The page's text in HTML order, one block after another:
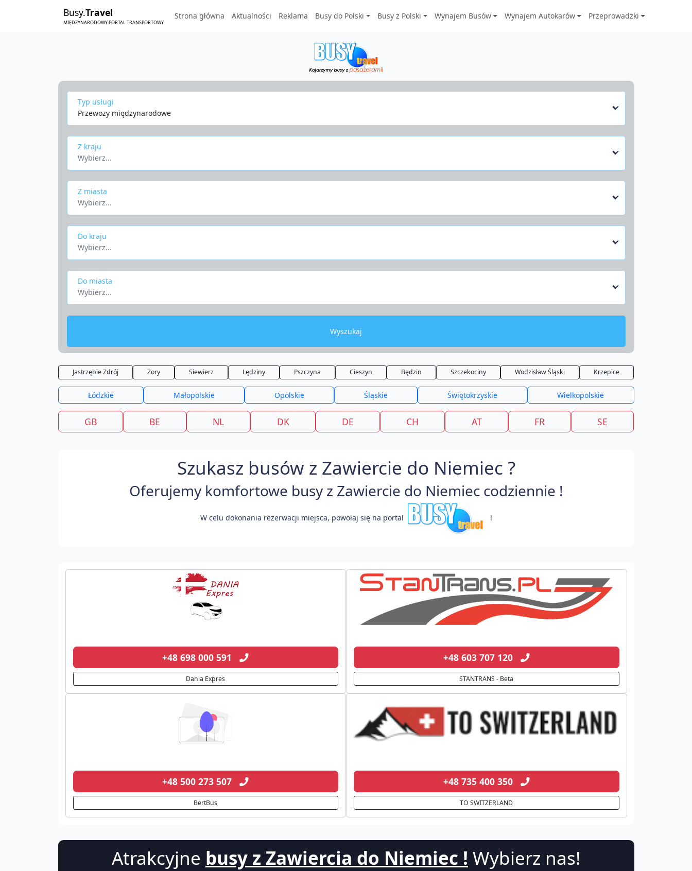
Busy.Travel
MIĘDZYNARODOWY PORTAL TRANSPORTOWY
Strona główna Aktualności Reklama Busy do Polski Busy z Polski Wynajem Busów Wynajem Autokarów Przeprowadzki
Typ usługi
Przewozy międzynarodowe
Z kraju
Wybierz...
Z miasta
Wybierz...
Do kraju
Wybierz...
Do miasta
Wybierz...
Wyszukaj
Jastrzębie Zdrój Żory Siewierz Lędziny Pszczyna Cieszyn Będzin Szczekociny Wodzisław Śląski Krzepice
Łódzkie Małopolskie Opolskie Śląskie Świętokrzyskie Wielkopolskie
GB BE NL DK DE CH AT FR SE
Szukasz busów z Zawiercie do Niemiec ?
Oferujemy komfortowe busy z Zawiercie do Niemiec codziennie !
W celu dokonania rezerwacji miejsca, powołaj się na portal !
+48 698 000 591
Dania Expres
+48 603 707 120
STANTRANS - Beta
+48 500 273 507
BertBus
+48 735 400 350
TO SWITZERLAND
Atrakcyjne busy z Zawiercia do Niemiec ! Wybierz nas!